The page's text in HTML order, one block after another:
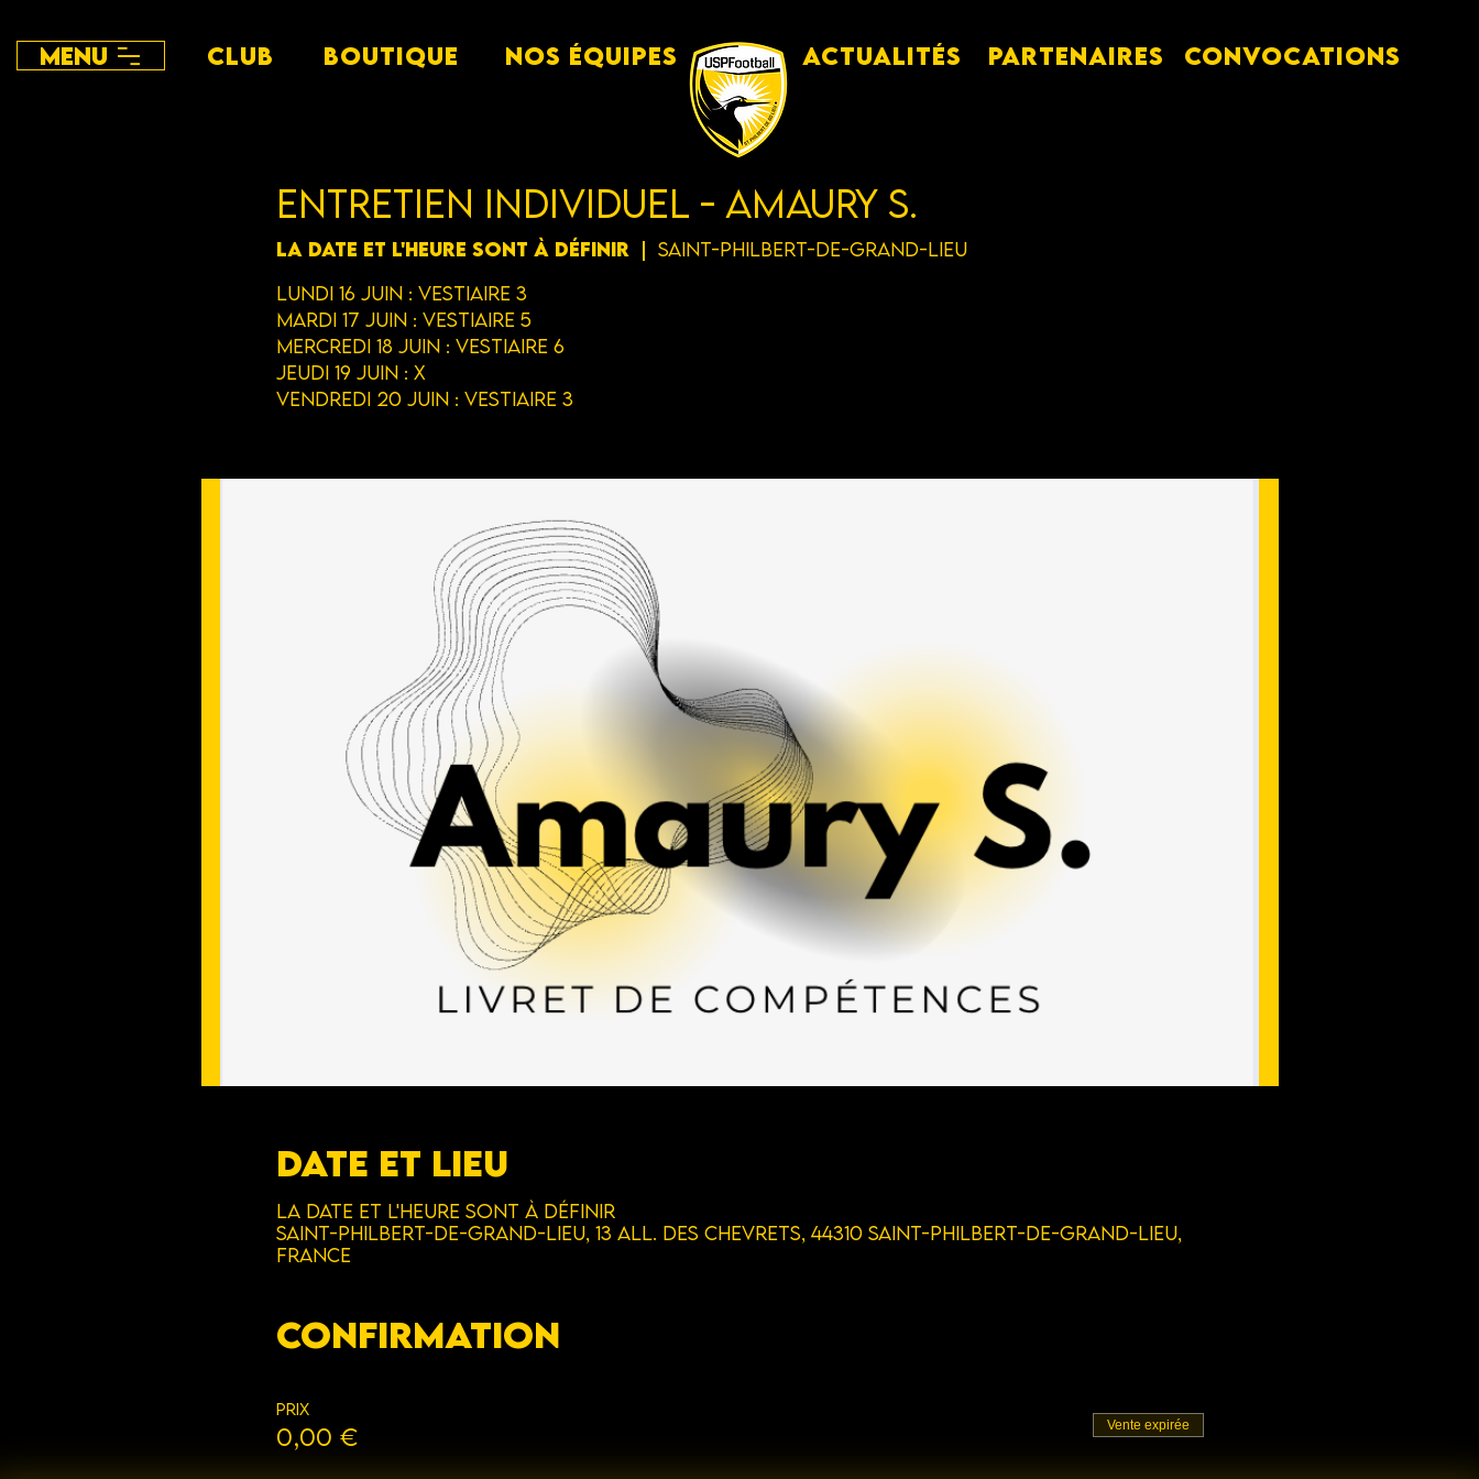
Menu CLUB BOUTIQUE Nos équipes Actualités PARTENAIRES Convocations
Entretien individuel - Amaury S.
La date et l'heure sont à définir
  |
Saint-Philbert-de-Grand-Lieu
Lundi 16 Juin : Vestiaire 3
Mardi 17 Juin : Vestiaire 5
Mercredi 18 Juin : Vestiaire 6
Jeudi 19 Juin : X
Vendredi 20 Juin : Vestiaire 3
Date et lieu
La date et l'heure sont à définir
Saint-Philbert-de-Grand-Lieu, 13 All. des Chevrets, 44310 Saint-Philbert-de-Grand-Lieu,
France
Confirmation
Prix
0,00 € Vente expirée